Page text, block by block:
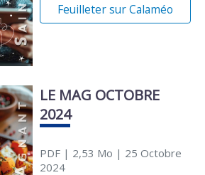
Feuilleter sur Calaméo
LE MAG OCTOBRE
2024
PDF| 2,53 Mo | 25 Octobre
2024